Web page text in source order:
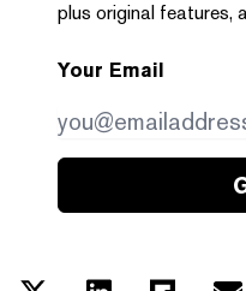
plus original features,
Your Email